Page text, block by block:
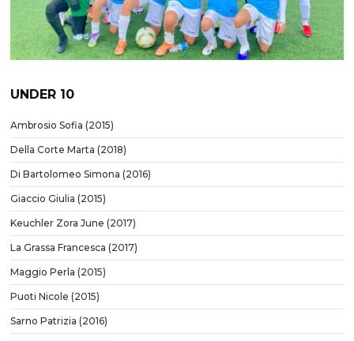
UNDER 10
Ambrosio Sofia (2015)
Della Corte Marta (2018)
Di Bartolomeo Simona (2016)
Giaccio Giulia (2015)
Keuchler Zora June (2017)
La Grassa Francesca (2017)
Maggio Perla (2015)
Puoti Nicole (2015)
Sarno Patrizia (2016)